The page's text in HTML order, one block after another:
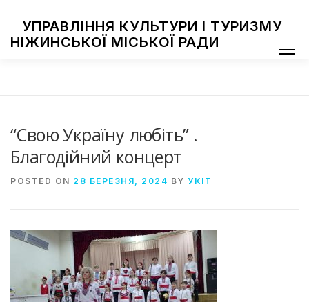
contentУПРАВЛІННЯ КУЛЬТУРИ І ТУРИЗМУ
НІЖИНСЬКОЇ МІСЬКОЇ РАДИ
Menu
“Свою Україну любіть” .
Благодійний концерт
POSTED ON 28 БЕРЕЗНЯ, 2024 BY УКІТ